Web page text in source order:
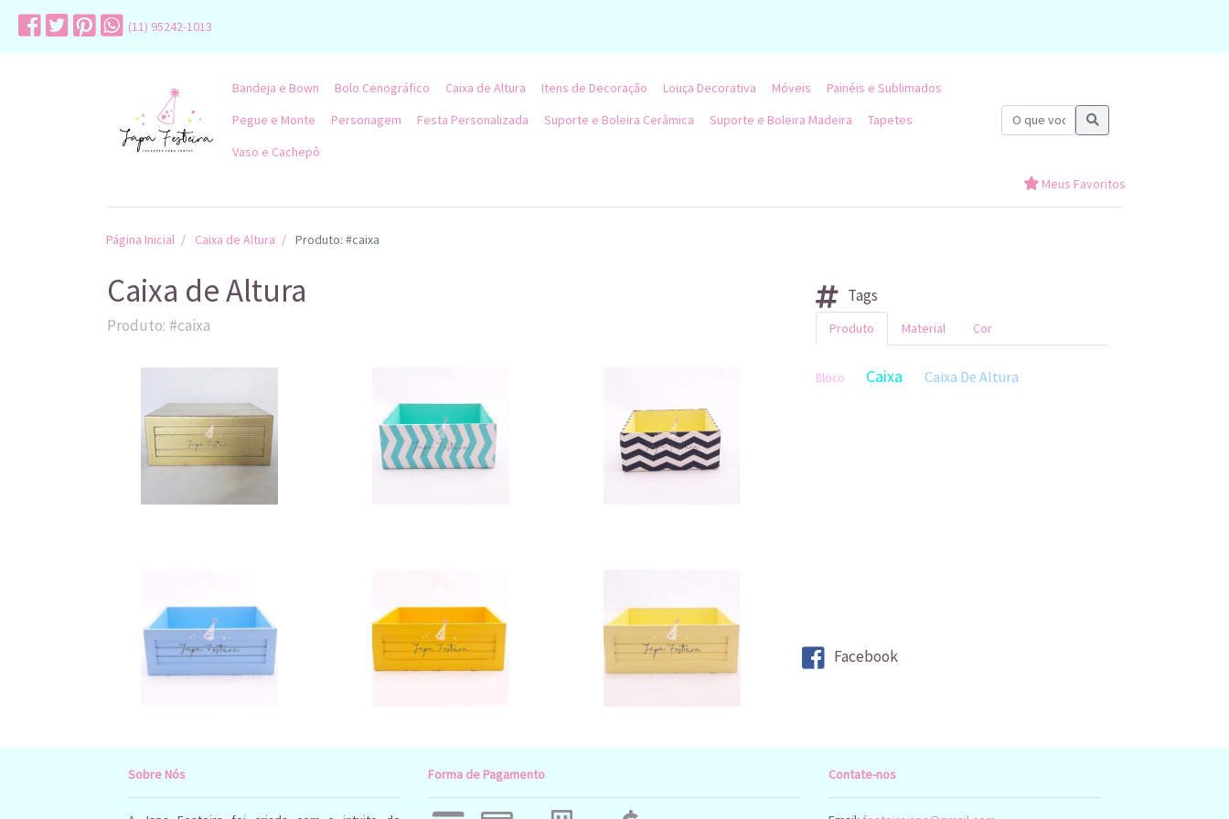
(11) 95242-1013
Bandeja e Bown Bolo Cenográfico Caixa de Altura Itens de Decoração Louça Decorativa Móveis
Painéis e Sublimados
Pegue e Monte
Personagem Festa Personalizada Suporte e Boleira Cerâmica Suporte e Boleira Madeira
Tapetes
Vaso e Cachepô
Meus Favoritos
Página Inicial Caixa de Altura Produto: #caixa
Caixa de Altura
Produto: #caixa
Tags
Produto Material Cor
Bloco Caixa Caixa De Altura
Facebook
Sobre Nós Forma de Pagamento Contate-nos